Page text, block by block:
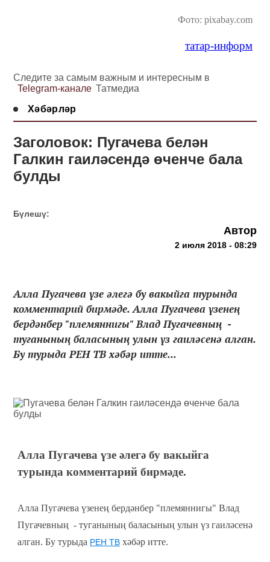
Фото: pixabay.com
татар-информ
Следите за самым важным и интересным в
Telegram-канале Татмедиа
Хәбәрләр
Заголовок: Пугачева белән
Галкин гаиләсендә өченче бала
булды
Бүлешү:
Автор
2 июля 2018 - 08:29
Алла Пугачева үзе әлегә бу вакыйга турында
комментарий бирмәде. Алла Пугачева үзенең
бердәнбер "племяннигы" Влад Пугачевның -
туганының баласының улын үз гаиләсенә алган.
Бу турыда РЕН ТВ хәбәр итте...
Алла Пугачева үзе әлегә бу вакыйга
турында комментарий бирмәде.
Алла Пугачева үзенең бердәнбер "племяннигы" Влад
Пугачевның - туганының баласының улын үз гаиләсенә
алган. Бу турыда РЕН ТВ хәбәр итте.